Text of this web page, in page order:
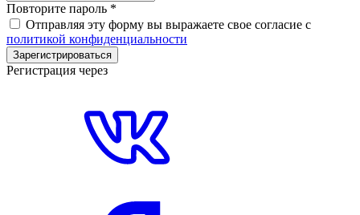
Повторите пароль *
Отправляя эту форму вы выражаете свое согласие с
политикой конфиденциальности
Зарегистрироваться
Регистрация через